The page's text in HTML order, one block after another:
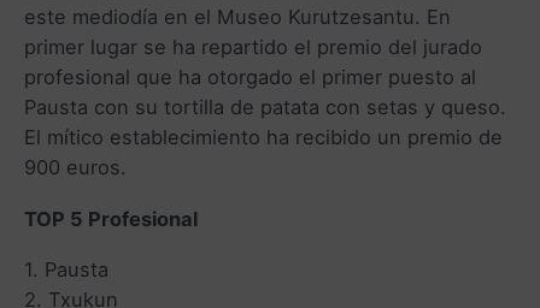
este mediodía en el Museo Kurutzesantu. En
primer lugar se ha repartido el premio del jurado
profesional que ha otorgado el primer puesto al
Pausta con su tortilla de patata con setas y queso.
El mítico establecimiento ha recibido un premio de
900 euros.
TOP 5 Profesional
1. Pausta
2. Txukun